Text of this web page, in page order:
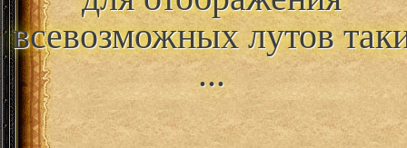
всевозможных лутов
...